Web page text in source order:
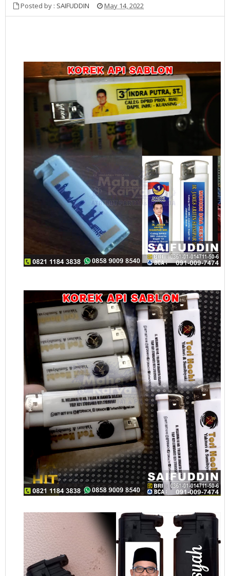
Posted by : SAIFUDDIN May 14, 2022